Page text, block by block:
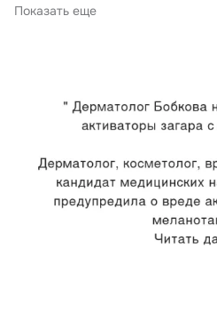
медицинских...
Показать еще